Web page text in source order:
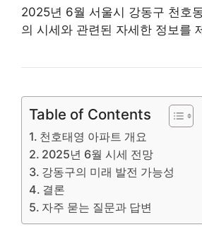
2025년 6월 서울시 강동구 천호
의 시세와 관련된 자세한 정보를
Table of Contents
천호태영 아파트 개요
2025년 6월 시세 전망
강동구의 미래 발전 가능성
결론
자주 묻는 질문과 답변